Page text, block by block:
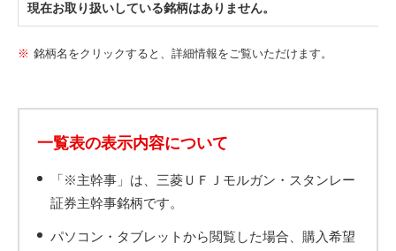
現在お取り扱いしている銘柄はありません。
銘柄名をクリックすると、詳細情報をご覧いただけます。
一覧表の表示内容について
「※主幹事」は、三菱ＵＦＪモルガン・スタンレー
証券主幹事銘柄です。
パソコン・タブレットから閲覧した場合、購入希望